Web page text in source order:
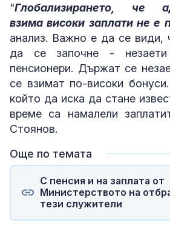
"Глобализирането, че
взима високи заплати не е
анализ. Важно е да се види,
да се започне -
пенсионери. Държат се
се взимат по-високи
който да иска да стане
време са намалели
Стоянов.
Още по темата
С пенсия и на заплата от
Министерството на
тези служители